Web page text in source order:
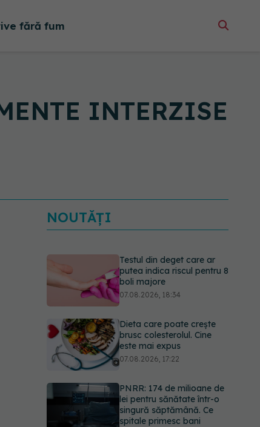
fără fum
INTERZISE
NOUTĂȚI
Testul din deget care ar
putea indica riscul pentru 8
boli majore
07.08.2026, 18:34
Dieta care poate crește
brusc colesterolul. Cine
este mai expus
07.08.2026, 17:22
PNRR: 174 de milioane de
lei pentru sănătate într-o
singură săptămână. Ce
spitale primesc bani